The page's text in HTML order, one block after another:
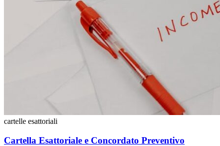
cartelle esattoriali
Cartella Esattoriale e Concordato Preventivo